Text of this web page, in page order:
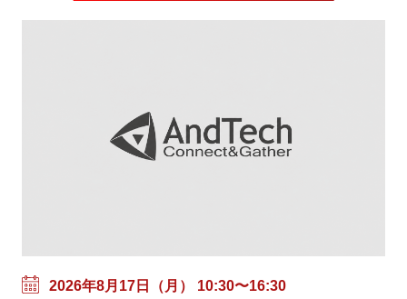
2026年8月17日（月） 10:30〜16:30